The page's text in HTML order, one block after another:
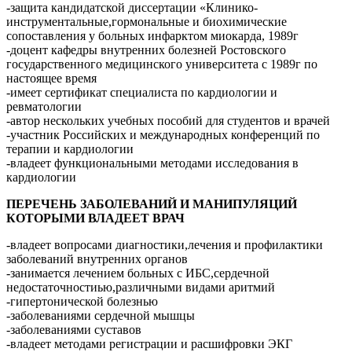
-защита кандидатской диссертации «Клинико-
инструментальные,гормональные и биохимические
сопоставления у больных инфарктом миокарда, 1989г
-доцент кафедры внутренних болезней Ростовского
государственного медицинского университета с 1989г по
настоящее время
-имеет сертификат специалиста по кардиологии и
ревматологии
-автор нескольких учебных пособий для студентов и врачей
-участник Российских и международных конференций по
терапии и кардиологии
-владеет функциональными методами исследования в
кардиологии
ПЕРЕЧЕНЬ ЗАБОЛЕВАНИЙ И МАНИПУЛЯЦИЙ
КОТОРЫМИ ВЛАДЕЕТ ВРАЧ
-владеет вопросами диагностики,лечения и профилактики
заболеваний внутренних органов
-занимается лечением больных с ИБС,сердечной
недостаточностиью,различными видами аритмий
-гипертонической болезнью
-заболеваниями сердечной мышцы
-заболеваниями суставов
-владеет методами регистрации и расшифровки ЭКГ